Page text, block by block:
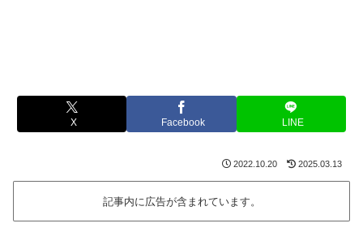
X Facebook LINE
2022.10.20 2025.03.13
記事内に広告が含まれています。